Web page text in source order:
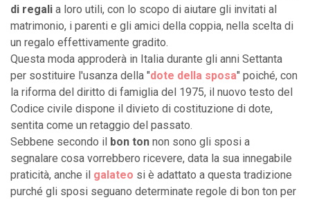
di regali a loro utili, con lo scopo di aiutare gli invitati al
matrimonio, i parenti e gli amici della coppia, nella scelta di
un regalo effettivamente gradito.
Questa moda approderà in Italia durante gli anni Settanta
per sostituire l'usanza della "dote della sposa" poiché, con
la riforma del diritto di famiglia del 1975, il nuovo testo del
Codice civile dispone il divieto di costituzione di dote,
sentita come un retaggio del passato.
Sebbene secondo il bon ton non sono gli sposi a
segnalare cosa vorrebbero ricevere, data la sua innegabile
praticità, anche il galateo si è adattato a questa tradizione
purché gli sposi seguano determinate regole di bon ton per